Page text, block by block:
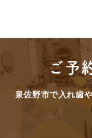
ご予
泉佐野市で入れ歯